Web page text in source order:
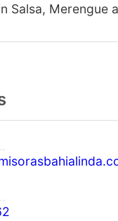
Salsa, Merengue